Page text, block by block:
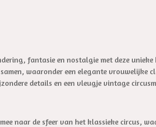
fantasie en nostalgie met deze
waaronder een elegante vrouwelijke
details en een vleugje vintage
naar de sfeer van het klassieke circus,